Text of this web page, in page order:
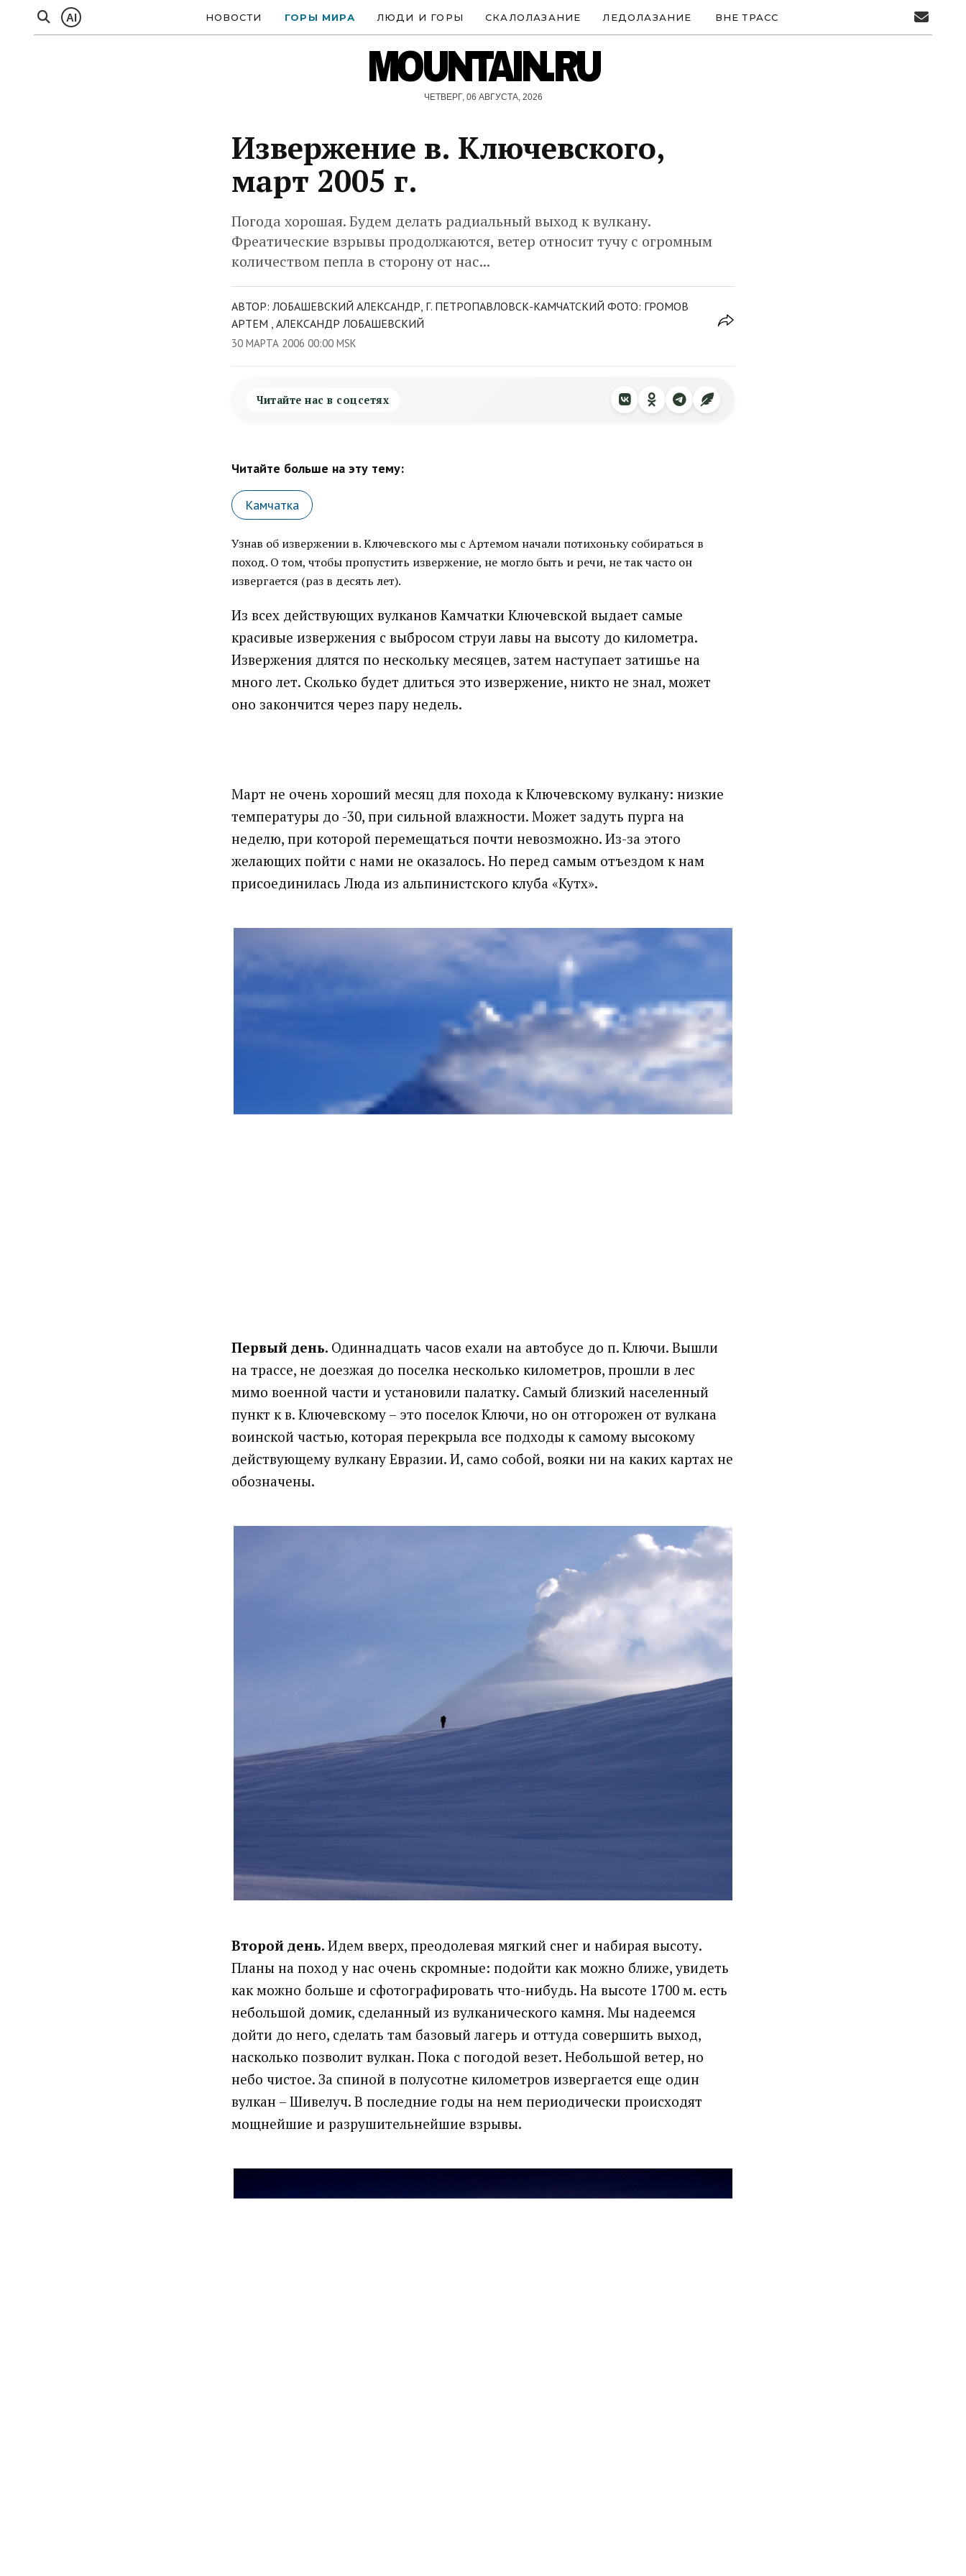
AI НОВОСТИ ГОРЫ МИРА ЛЮДИ И ГОРЫ СКАЛОЛАЗАНИЕ ЛЕДОЛАЗАНИЕ ВНЕ ТРАСС
MOUNTAIN.RU
ЧЕТВЕРГ, 06 АВГУСТА, 2026
Извержение в. Ключевского,
март 2005 г.
Погода хорошая. Будем делать радиальный выход к вулкану.
Фреатические взрывы продолжаются, ветер относит тучу с огромным
количеством пепла в сторону от нас...
АВТОР: ЛОБАШЕВСКИЙ АЛЕКСАНДР, Г. ПЕТРОПАВЛОВСК-КАМЧАТСКИЙ ФОТО: ГРОМОВ
АРТЕМ , АЛЕКСАНДР ЛОБАШЕВСКИЙ
30 МАРТА 2006 00:00 MSK
Читайте нас в соцсетях
Читайте больше на эту тему:
Камчатка
Узнав об извержении в. Ключевского мы с Артемом начали потихоньку собираться в
поход. О том, чтобы пропустить извержение, не могло быть и речи, не так часто он
извергается (раз в десять лет).
Из всех действующих вулканов Камчатки Ключевской выдает самые
красивые извержения с выбросом струи лавы на высоту до километра.
Извержения длятся по нескольку месяцев, затем наступает затишье на
много лет. Сколько будет длиться это извержение, никто не знал, может
оно закончится через пару недель.
Март не очень хороший месяц для похода к Ключевскому вулкану: низкие
температуры до -30, при сильной влажности. Может задуть пурга на
неделю, при которой перемещаться почти невозможно. Из-за этого
желающих пойти с нами не оказалось. Но перед самым отъездом к нам
присоединилась Люда из альпинистского клуба «Кутх».
Первый день. Одиннадцать часов ехали на автобусе до п. Ключи. Вышли
на трассе, не доезжая до поселка несколько километров, прошли в лес
мимо военной части и установили палатку. Самый близкий населенный
пункт к в. Ключевскому – это поселок Ключи, но он отгорожен от вулкана
воинской частью, которая перекрыла все подходы к самому высокому
действующему вулкану Евразии. И, само собой, вояки ни на каких картах не
обозначены.
Второй день. Идем вверх, преодолевая мягкий снег и набирая высоту.
Планы на поход у нас очень скромные: подойти как можно ближе, увидеть
как можно больше и сфотографировать что-нибудь. На высоте 1700 м. есть
небольшой домик, сделанный из вулканического камня. Мы надеемся
дойти до него, сделать там базовый лагерь и оттуда совершить выход,
насколько позволит вулкан. Пока с погодой везет. Небольшой ветер, но
небо чистое. За спиной в полусотне километров извергается еще один
вулкан – Шивелуч. В последние годы на нем периодически происходят
мощнейшие и разрушительнейшие взрывы.